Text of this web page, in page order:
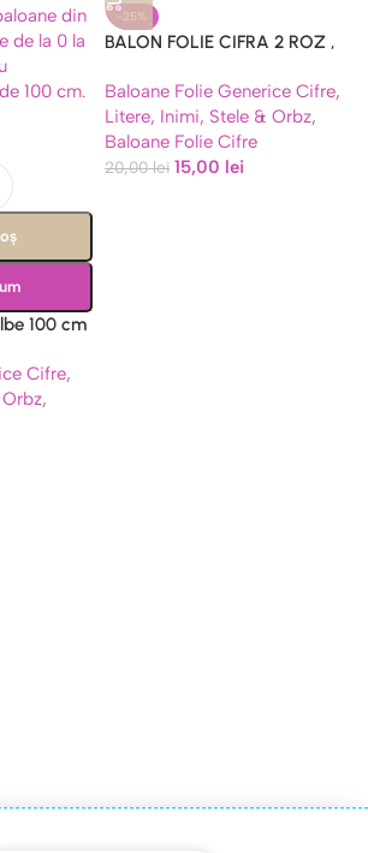
100 cm
Cifre,
,
-25%
BALON FOLIE CIFRA 2 ROZ ,
CM
Baloane Folie Generice Cifre,
Litere, Inimi, Stele & Orbz,
Baloane Folie Cifre
20,00lei 15,00 lei